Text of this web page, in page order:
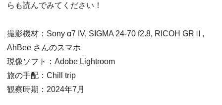
らも読んでみてください！
撮影機材：Sony α7 IV, SIGMA 24-70 f2.8, RICOH GRⅡ,
AhBee さんのスマホ
現像ソフト：Adobe Lightroom
旅の手配：Chill trip
観察時期：2024年7月